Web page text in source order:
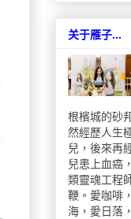
关于雁子...
根檳城的砂
然經歷人生
兒，後來再
兒患上血癌
類靈魂工程
鞭。愛咖啡
海，愛日落